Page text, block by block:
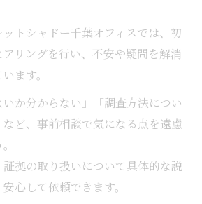
トシャドー千葉オフィスでは、初
リングを行い、不安や疑問を解消
ます。
いか分からない」「調査方法につい
ど、事前相談で気になる点を遠慮
拠の取り扱いについて具体的な説
心して依頼できます。